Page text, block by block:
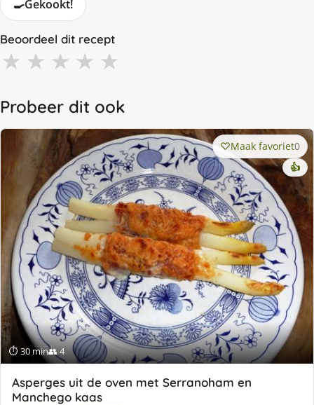
🍳Gekookt!
Beoordeel dit recept
★ ★ ★ ★ ★
Probeer dit ook
⏱ 30 min👥 4
Maak favoriet0
👍
Asperges uit de oven met Serranoham en
Manchego kaas